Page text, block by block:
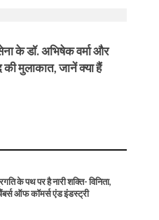
के डॉ. अभिषेक वर्मा और
की मुलाकात, जानें क्या हैं
के पथ पर है नारी शक्ति- विनिता,
ऑफ कॉमर्स एंड इंडस्ट्री